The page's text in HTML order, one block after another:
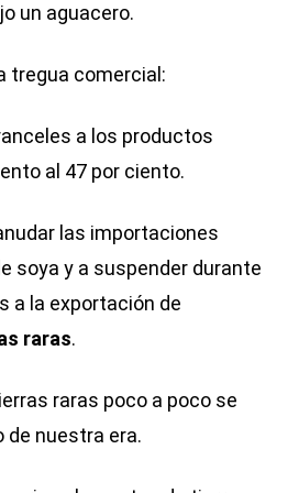
un aguacero.
tregua comercial:
a los productos
al 47 por ciento.
las importaciones
soya y a suspender durante
a la exportación de
raras.
raras poco a poco se
de nuestra era.